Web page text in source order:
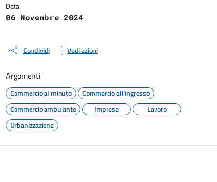
Data:
06 Novembre 2024
Condividi Vedi azioni
Argomenti
Commercio al minuto
Commercio all'ingrosso
Commercio ambulante
Imprese
Lavoro
Urbanizzazione